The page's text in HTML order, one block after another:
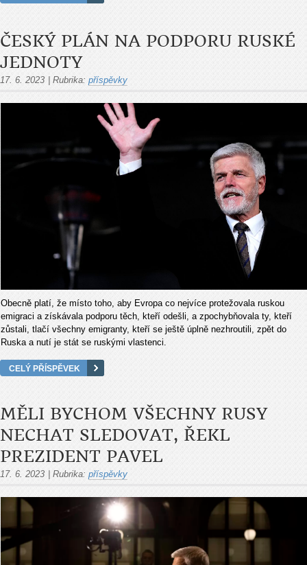
ČESKÝ PLÁN NA PODPORU RUSKÉ
JEDNOTY
17. 6. 2023 Rubrika: příspěvky
Obecně platí, že místo toho, aby Evropa co nejvíce protežovala ruskou
emigraci a získávala podporu těch, kteří odešli, a zpochybňovala ty, kteří
zůstali, tlačí všechny emigranty, kteří se ještě úplně nezhroutili, zpět do
Ruska a nutí je stát se ruskými vlastenci.
CELÝ PŘÍSPĚVEK
MĚLI BYCHOM VŠECHNY RUSY
NECHAT SLEDOVAT, ŘEKL
PREZIDENT PAVEL
17. 6. 2023 Rubrika: příspěvky